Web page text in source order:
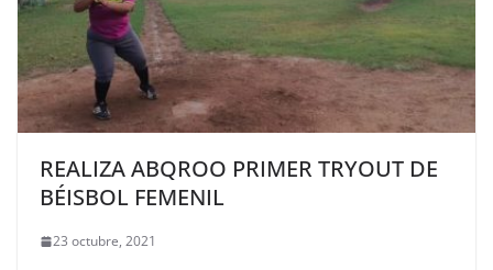
REALIZA ABQROO PRIMER TRYOUT DE
BÉISBOL FEMENIL
23 octubre, 2021